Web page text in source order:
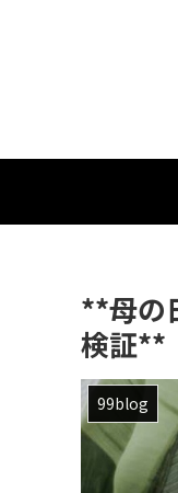
**母の
検証**
99blog